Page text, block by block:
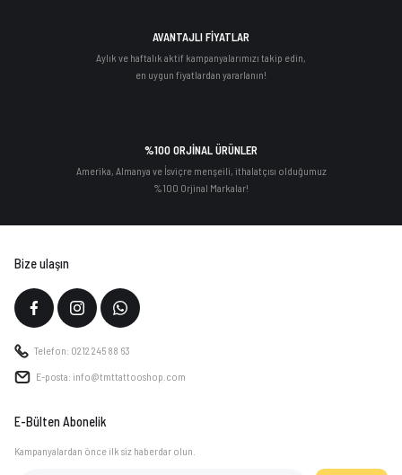
AVANTAJLI FİYATLAR
Aylık ve haftalık aktif kampanyalarımızı takip edin,
en uygun fiyatlardan yararlanın!
%100 ORJİNAL ÜRÜNLER
Amerika, Almanya ve İsviçre menşeili, ithalatçısı olduğumuz
%100 Orjinal Markalar!
Bize ulaşın
Telefon: 0212 245 88 63
E-posta: info@tmttattooshop.com
E-Bülten Abonelik
Kampanyalardan önce ilk siz haberdar olun.